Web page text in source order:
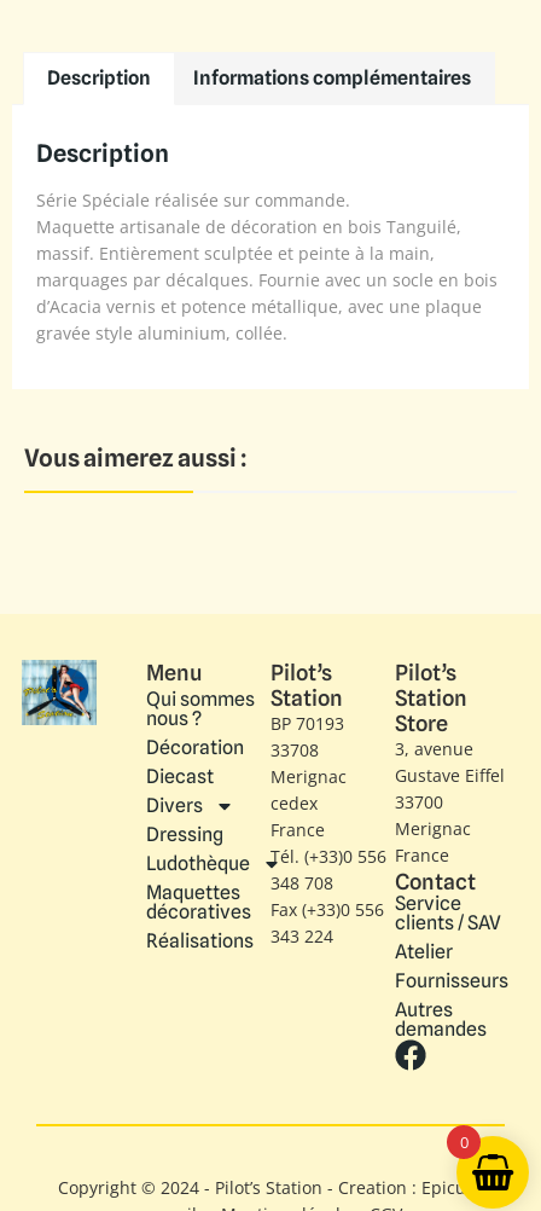
Description Informations complémentaires
Description
Série Spéciale réalisée sur commande.
Maquette artisanale de décoration en bois Tanguilé,
massif. Entièrement sculptée et peinte à la main,
marquages par décalques. Fournie avec un socle en bois
d’Acacia vernis et potence métallique, avec une plaque
gravée style aluminium, collée.
Vous aimerez aussi :
Menu
Qui sommes
nous ?
Décoration
Diecast
Divers
Dressing
Ludothèque
Maquettes
décoratives
Réalisations
Pilot’s
Station
BP 70193
33708
Merignac
cedex
France
Tél. (+33)0 556
348 708
Fax (+33)0 556
343 224
Pilot’s
Station
Store
3, avenue
Gustave Eiffel​
33700
Merignac
France
Contact
Service
clients / SAV
Atelier
Fournisseurs
Autres
demandes
Copyright © 2024 - Pilot’s Station - Creation : Epicure
0